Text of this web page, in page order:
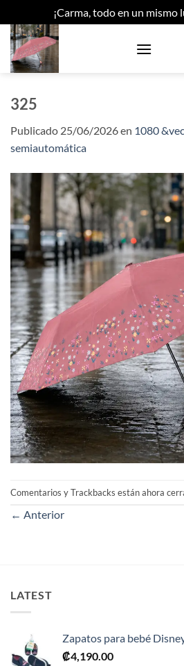
¡Carma, todo en un mismo
Saltar
contenido
325
Publicado 25/06/2026en 1080
semiautomática
Comentarios y Trackbacks están ahora
← Anterior
LATEST
Zapatos para bebé
₡4,190.00